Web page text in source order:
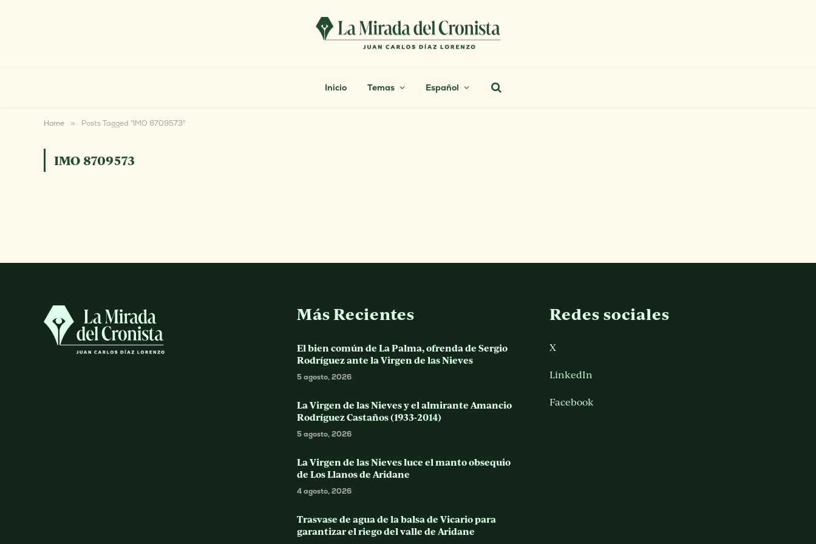
Inicio Temas Español
Home » Posts Tagged "IMO 8709573"
IMO 8709573
Más Recientes
El bien común de La Palma, ofrenda de Sergio
Rodríguez ante la Virgen de las Nieves
5 agosto, 2026
La Virgen de las Nieves y el almirante Amancio
Rodríguez Castaños (1933-2014)
5 agosto, 2026
La Virgen de las Nieves luce el manto obsequio
de Los Llanos de Aridane
4 agosto, 2026
Trasvase de agua de la balsa de Vicario para
garantizar el riego del valle de Aridane
Redes sociales
X
LinkedIn
Facebook